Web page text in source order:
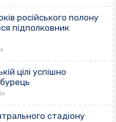
російського полону
підполковник
цілі успішно
стадіону